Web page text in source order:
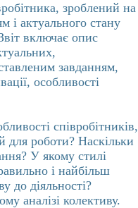
зроблений на
і актуального стану
включає опис
завданням,
особливості
співробітників,
для роботи? Наскільки
У якому стилі
і найбільш
до діяльності?
аналізі колективу.